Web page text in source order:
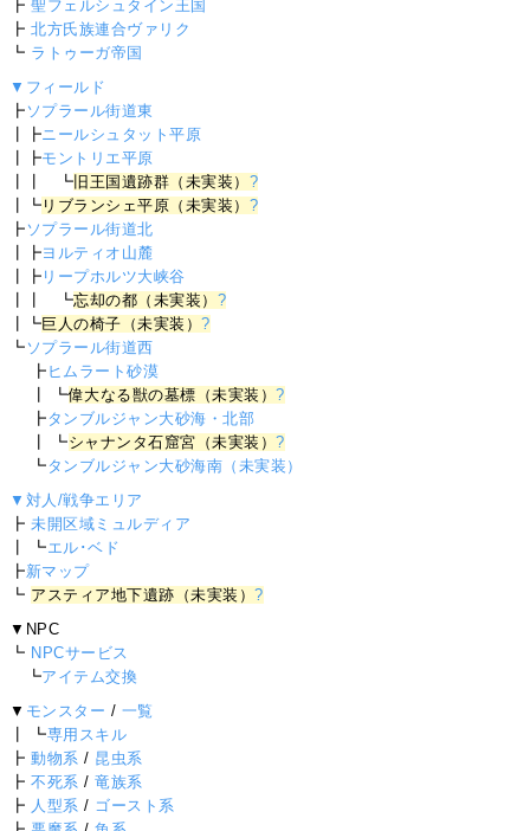
┣聖フェルシュタイン王国
┣北方氏族連合ヴァリク
┗ ラトゥーガ帝国
▼フィールド
┣ ソプラール街道東
┃┣ニールシュタット平原
┃┣モントリエ平原
┃┃ ┗ 旧王国遺跡群（未実装） ?
┃┗ リブランシェ平原（未実装） ?
┣ ソプラール街道北
┃┣ヨルティオ山麓
┃┣ リープホルツ大峡谷
┃┃ ┗忘却の都（未実装） ?
┃┗巨人の椅子（未実装）?
┗ ソプラール街道西
┣ ヒムラート砂漠
┃ ┗偉大なる獣の墓標（未実装）?
┣ タンブルジャン大砂海・北部
┃ ┗シャナンタ石窟宮（未実装）?
┗ タンブルジャン大砂海南（未実装）
▼対人/戦争エリア
┣未開区域ミュルディア
┃ ┗エル･ベド
┣新マップ
┗ アスティア地下遺跡（未実装）?
▼NPC
┗ NPCサービス
┗アイテム交換
▼ モンスター / 一覧
┃ ┗専用スキル
┣動物系 / 昆虫系
┣不死系 /竜族系
┣ 人型系 / ゴースト系